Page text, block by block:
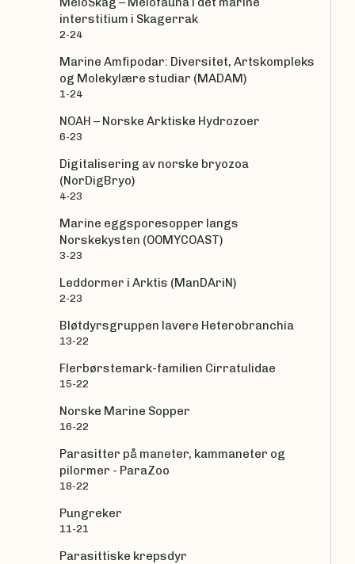
interstitium i Skagerrak
2-24
Marine Amfipodar: Diversitet, Artskompleks
og Molekylære studiar (MADAM)
1-24
NOAH – Norske Arktiske Hydrozoer
6-23
Digitalisering av norske bryozoa
(NorDigBryo)
4-23
Marine eggsporesopper langs
Norskekysten (OOMYCOAST)
3-23
Leddormer i Arktis (ManDAriN)
2-23
Bløtdyrsgruppen lavere Heterobranchia
13-22
Flerbørstemark-familien Cirratulidae
15-22
Norske Marine Sopper
16-22
Parasitter på maneter, kammaneter og
pilormer - ParaZoo
18-22
Pungreker
11-21
Parasittiske krepsdyr